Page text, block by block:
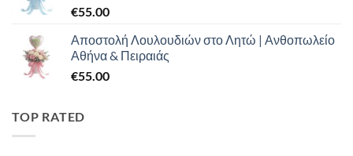
€55.00
Αποστολή Λουλουδιών στο Λητώ | Ανθοπωλείο
Αθήνα & Πειραιάς
€55.00
TOP RATED